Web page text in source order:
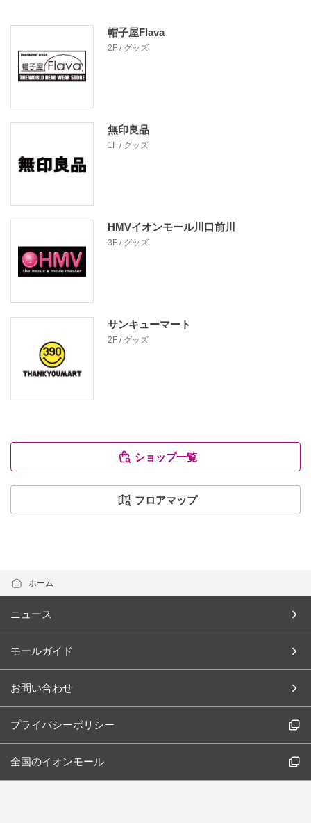
帽子屋Flava
2F / グッズ
無印良品
1F / グッズ
HMVイオンモール川口前川
3F / グッズ
サンキューマート
2F / グッズ
ショップ一覧
フロアマップ
ホーム
ニュース
モールガイド
お問い合わせ
プライバシーポリシー
全国のイオンモール